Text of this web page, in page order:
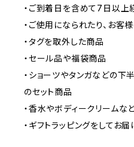
・ご到着日を含めて7日以上
・ご使用になられたり、お客
・タグを取外した商品
・セール品や福袋商品
・ショーツやタンガなどの
のセット商品
・香水やボディークリームな
・ギフトラッピングをしてお